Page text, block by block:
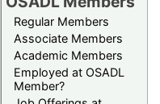
Regular Members
Associate Members
Academic Members
Employed at OSADL
Member?